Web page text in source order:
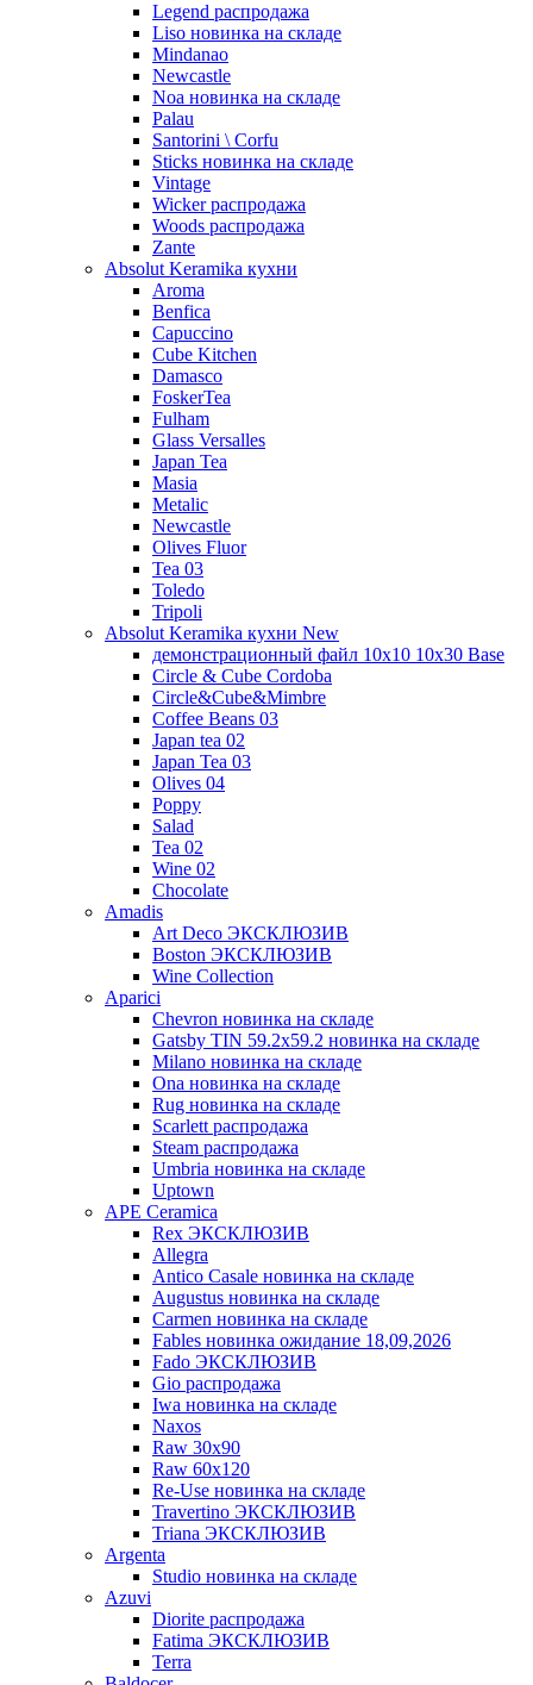
Legend распродажа
Liso новинка на складе
Mindanao
Newcastle
Noa новинка на складе
Palau
Santorini \ Corfu
Sticks новинка на складе
Vintage
Wicker распродажа
Woods распродажа
Zante
Absolut Keramika кухни
Aroma
Benfica
Capuccino
Cube Kitchen
Damasco
FoskerTea
Fulham
Glass Versalles
Japan Tea
Masia
Metalic
Newcastle
Olives Fluor
Tea 03
Toledo
Tripoli
Absolut Keramika кухни New
демонстрационный файл 10x10 10x30 Base
Circle & Cube Cordoba
Circle&Cube&Mimbre
Coffee Beans 03
Japan tea 02
Japan Tea 03
Olives 04
Poppy
Salad
Tea 02
Wine 02
Chocolate
Amadis
Art Deco ЭКСКЛЮЗИВ
Boston ЭКСКЛЮЗИВ
Wine Collection
Aparici
Chevron новинка на складе
Gatsby TIN 59.2x59.2 новинка на складе
Milano новинка на складе
Ona новинка на складе
Rug новинка на складе
Scarlett распродажа
Steam распродажа
Umbria новинка на складе
Uptown
APE Ceramica
Rex ЭКСКЛЮЗИВ
Allegra
Antico Casale новинка на складе
Augustus новинка на складе
Carmen новинка на складе
Fables новинка ожидание 18,09,2026
Fado ЭКСКЛЮЗИВ
Gio распродажа
Iwa новинка на складе
Naxos
Raw 30x90
Raw 60х120
Re-Use новинка на складе
Travertino ЭКСКЛЮЗИВ
Triana ЭКСКЛЮЗИВ
Argenta
Studio новинка на складе
Azuvi
Diorite распродажа
Fatima ЭКСКЛЮЗИВ
Terra